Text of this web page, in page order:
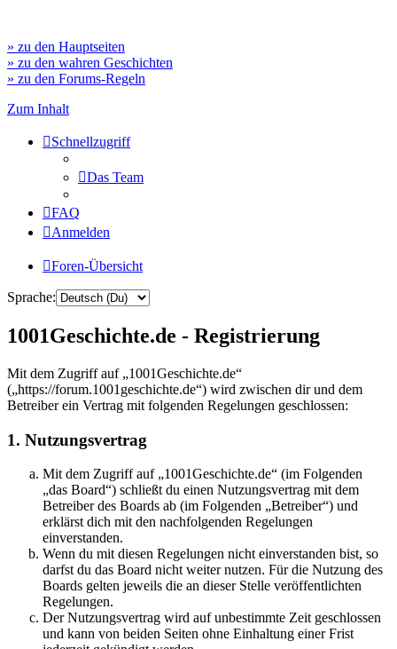
» zu den Hauptseiten
» zu den wahren Geschichten
» zu den Forums-Regeln
Zum Inhalt
Schnellzugriff
Das Team
FAQ
Anmelden
Foren-Übersicht
Sprache:
1001Geschichte.de - Registrierung
Mit dem Zugriff auf „1001Geschichte.de“
(„https://forum.1001geschichte.de“) wird zwischen dir und dem
Betreiber ein Vertrag mit folgenden Regelungen geschlossen:
1. Nutzungsvertrag
Mit dem Zugriff auf „1001Geschichte.de“ (im Folgenden
„das Board“) schließt du einen Nutzungsvertrag mit dem
Betreiber des Boards ab (im Folgenden „Betreiber“) und
erklärst dich mit den nachfolgenden Regelungen
einverstanden.
Wenn du mit diesen Regelungen nicht einverstanden bist, so
darfst du das Board nicht weiter nutzen. Für die Nutzung des
Boards gelten jeweils die an dieser Stelle veröffentlichten
Regelungen.
Der Nutzungsvertrag wird auf unbestimmte Zeit geschlossen
und kann von beiden Seiten ohne Einhaltung einer Frist